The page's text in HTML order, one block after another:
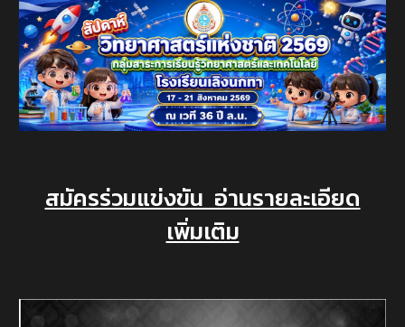
สมัครร่วมแข่งขัน อ่านรายละเอียด
เพิ่มเติม